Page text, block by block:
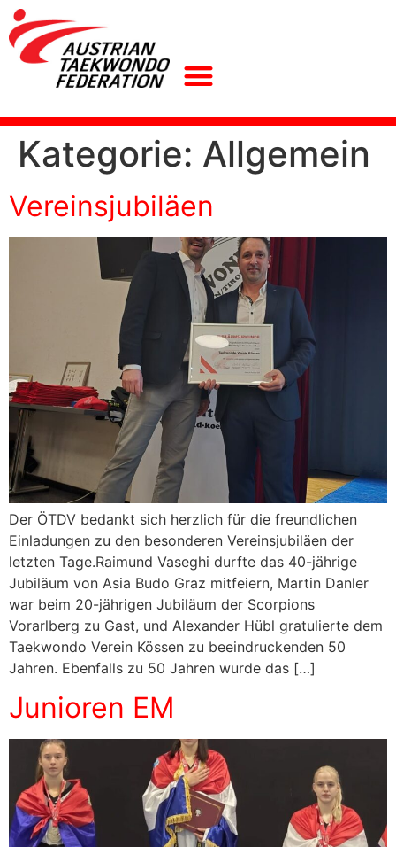
Kategorie: Allgemein
Vereinsjubiläen
Der ÖTDV bedankt sich herzlich für die freundlichen
Einladungen zu den besonderen Vereinsjubiläen der
letzten Tage.Raimund Vaseghi durfte das 40-jährige
Jubiläum von Asia Budo Graz mitfeiern, Martin Danler
war beim 20-jährigen Jubiläum der Scorpions
Vorarlberg zu Gast, und Alexander Hübl gratulierte dem
Taekwondo Verein Kössen zu beeindruckenden 50
Jahren. Ebenfalls zu 50 Jahren wurde das […]
Junioren EM